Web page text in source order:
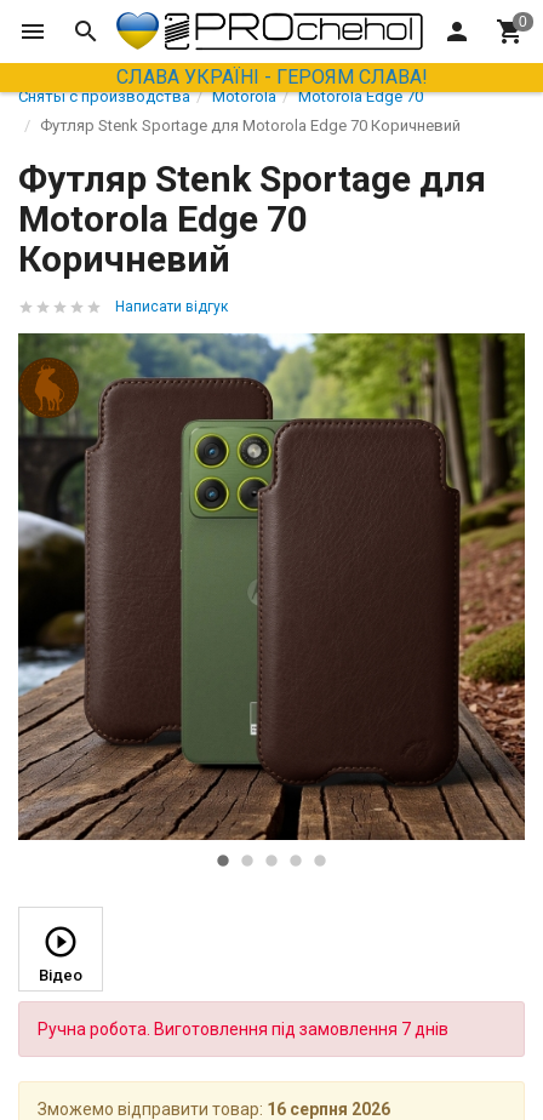
СЛАВА УКРАЇНІ - ГЕРОЯМ СЛАВА!
Сняты с производства Motorola
Motorola Edge 70
Футляр Stenk Sportage для Motorola Edge 70 Коричневий
Футляр Stenk Sportage для
Motorola Edge 70
Коричневий
Написати відгук
Відео
Ручна робота. Виготовлення під замовлення 7 днів
Зможемо відправити товар: 16 серпня 2026